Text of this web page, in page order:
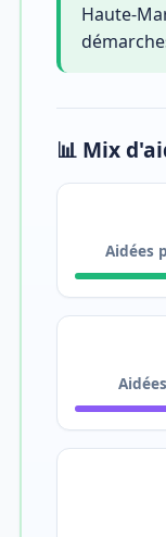
Haute-
📊 Mix
Aidées